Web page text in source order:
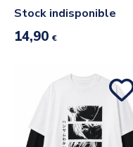
Stock indisponible
14,90 €